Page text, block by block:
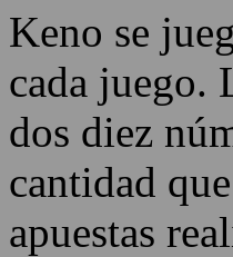
Keno se
cada juego.
dos diez
cantidad
apuestas